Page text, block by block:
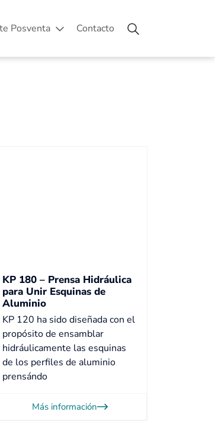
Posventa Contacto
KP 180 – Prensa Hidráulica
para Unir Esquinas de
Aluminio
KP 120 ha sido diseñada con el
propósito de ensamblar
hidráulicamente las esquinas
de los perfiles de aluminio
prensándo
Más información